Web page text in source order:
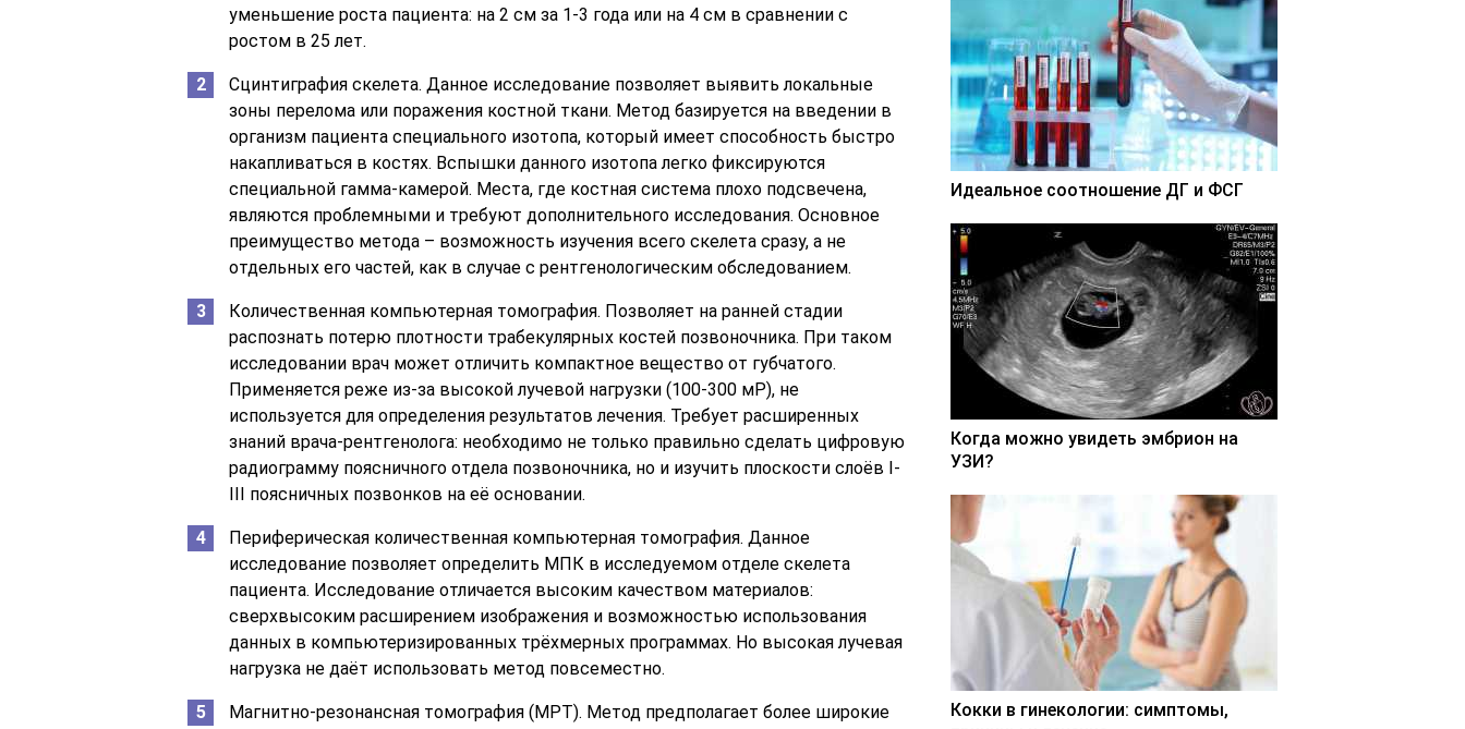
уменьшение роста пациента: на 2 см за 1-3 года или на 4 см в сравнении с
ростом в 25 лет.
Сцинтиграфия скелета. Данное исследование позволяет выявить локальные
зоны перелома или поражения костной ткани. Метод базируется на введении в
организм пациента специального изотопа, который имеет способность быстро
накапливаться в костях. Вспышки данного изотопа легко фиксируются
специальной гамма-камерой. Места, где костная система плохо подсвечена,
являются проблемными и требуют дополнительного исследования. Основное
преимущество метода – возможность изучения всего скелета сразу, а не
отдельных его частей, как в случае с рентгенологическим обследованием.
Количественная компьютерная томография. Позволяет на ранней стадии
распознать потерю плотности трабекулярных костей позвоночника. При таком
исследовании врач может отличить компактное вещество от губчатого.
Применяется реже из-за высокой лучевой нагрузки (100-300 мР), не
используется для определения результатов лечения. Требует расширенных
знаний врача-рентгенолога: необходимо не только правильно сделать цифровую
радиограмму поясничного отдела позвоночника, но и изучить плоскости слоёв I-
III поясничных позвонков на её основании.
Периферическая количественная компьютерная томография. Данное
исследование позволяет определить МПК в исследуемом отделе скелета
пациента. Исследование отличается высоким качеством материалов:
сверхвысоким расширением изображения и возможностью использования
данных в компьютеризированных трёхмерных программах. Но высокая лучевая
нагрузка не даёт использовать метод повсеместно.
Магнитно-резонансная томография (МРТ). Метод предполагает более широкие
Идеальное соотношение ДГ и ФСГ
Когда можно увидеть эмбрион на
УЗИ?
Кокки в гинекологии: симптомы,